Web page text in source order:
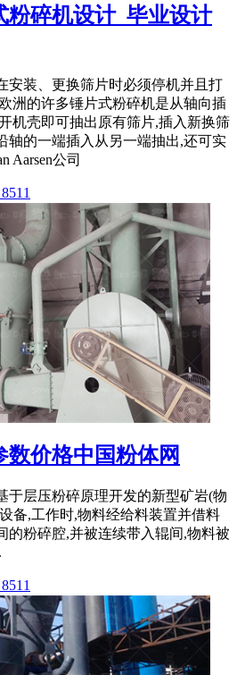
粉碎机设计_毕业设计
安装、更换筛片时必须停机并且打
洲的许多锤片式粉碎机是从轴向插
机壳即可抽出原有筛片,插入新换筛
轴的一端插入从另一端抽出,还可实
Aarsen公司
数价格中国粉体网
于层压粉碎原理开发的新型矿岩(物
备,工作时,物料经给料装置并借料
的粉碎腔,并被连续带入辊间,物料被